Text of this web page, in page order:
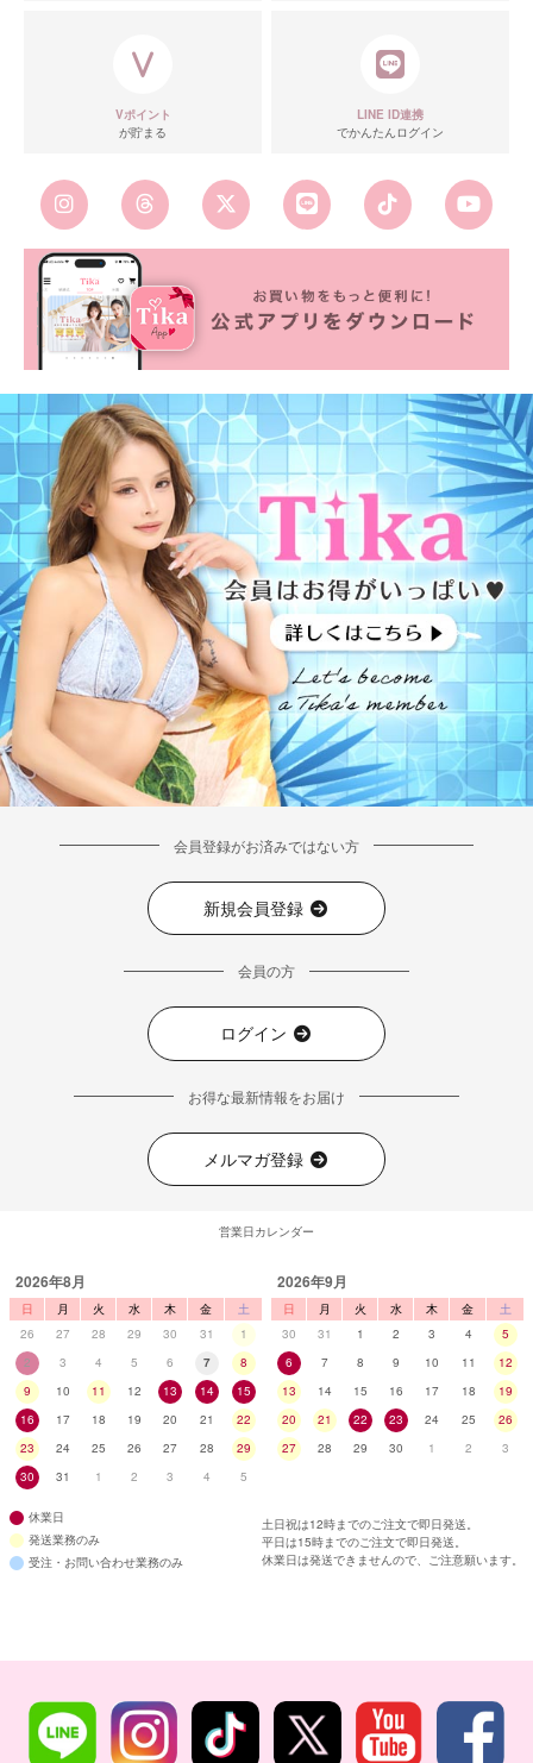
Vポイント
が貯まる
LINE ID連携
でかんたんログイン
会員登録がお済みではない方
新規会員登録
会員の方
ログイン
お得な最新情報をお届け
メルマガ登録
営業日カレンダー
2026年8月
日 月 火 水 木 金
土
26
27 28 29 30 31
1
2
3 4 5 6 7
8
9
10 11 12 13 14
15
16
17 18 19 20 21
22
23
24 25 26 27 28
29
30
31 1 2 3 4 5
2026年9月
日 月 火 水 木 金
土
30
31 1 2 3 4
5
6
7 8 9 10 11
12
13
14 15 16 17 18
19
20
21 22 23 24 25
26
27
28 29 30 1 2 3
休業日
発送業務のみ
受注・お問い合わせ業務のみ
土日祝は12時までのご注文で即日発送。
平日は15時までのご注文で即日発送。
休業日は発送できませんので、ご注意願います。